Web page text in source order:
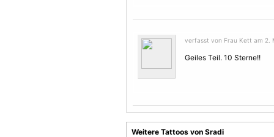
verfasst von Frau Kett am 2.
Geiles Teil. 10 Sterne!!
Weitere Tattoos von Sradi